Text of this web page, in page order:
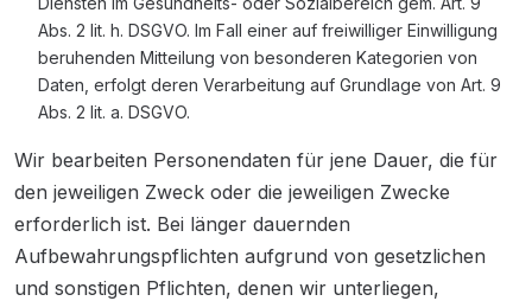
Abs. 2 lit. h. DSGVO. Im Fall einer auf freiwilliger Einwilligung
beruhenden Mitteilung von besonderen Kategorien von
Daten, erfolgt deren Verarbeitung auf Grundlage von Art. 9
Abs. 2 lit. a. DSGVO.
Wir bearbeiten Personendaten für jene Dauer, die für
den jeweiligen Zweck oder die jeweiligen Zwecke
erforderlich ist. Bei länger dauernden
Aufbewahrungspflichten aufgrund von gesetzlichen
und sonstigen Pflichten, denen wir unterliegen,